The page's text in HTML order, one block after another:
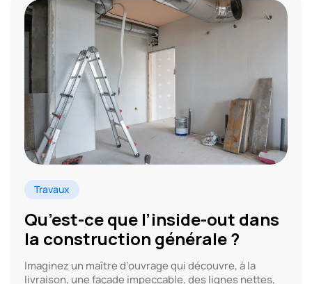
Travaux
Qu’est-ce que l’inside-out dans
la construction générale ?
Imaginez un maître d’ouvrage qui découvre, à la
livraison, une façade impeccable, des lignes nettes,